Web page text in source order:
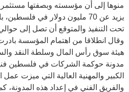
منوها إلى أن مؤسسته وبصفتها
يزيد عن 70 مليون دولار في
تحت التنفيذ والمتوقع أن تصل إلى حوالي 80 مليون
هيئة سوق رأس المال وسلطة النقد
مدونة حوكمة الشركات في فلسطين فنيا
الكبير والمهنية العالية التي ميزت عمل
والفريق الفني في إعداد هذه المدونة،